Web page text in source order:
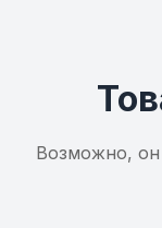
Возможно, он